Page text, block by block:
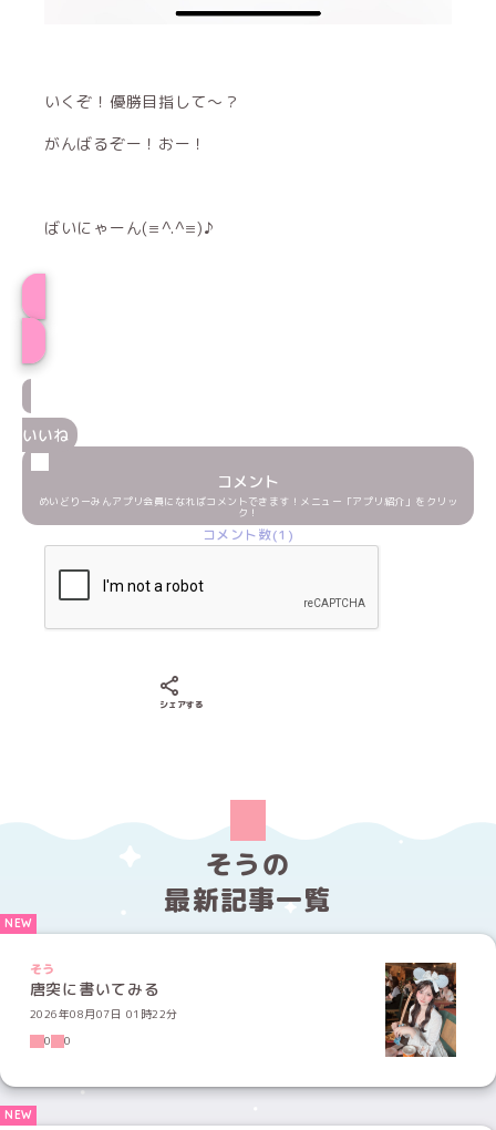
いくぞ！優勝目指して〜？
がんばるぞー！おー！
ばいにゃーん(≡^.^≡)♪
いいね
コメント
めいどりーみんアプリ会員になればコメントできます！メニュー「アプリ紹介」をクリッ
ク！
コメント数(1)
シェアする
そうの
最新記事一覧
そう
唐突に書いてみる
2026年08月07日 01時22分
0
0